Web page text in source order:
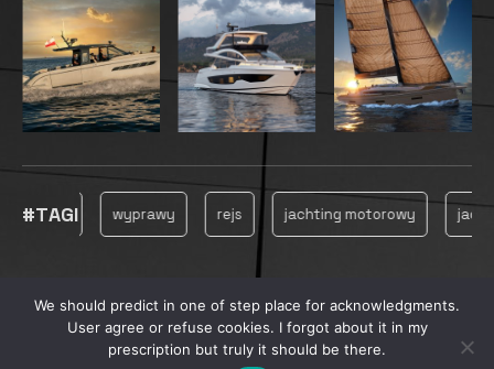
#TAGI wyprawy jachting motorowy jachting
© 2025, MARINECONSULTING
PRYWATNOŚĆ REKLAMA PRODUKCJA FILMOWA
We should predict in one of step place for acknowledgments.
User agree or refuse cookies. I forgot about it in my
prescription but truly it should be there.